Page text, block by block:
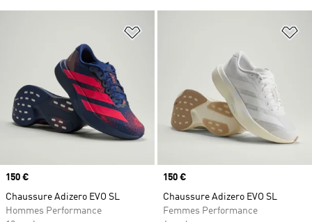
Ajouter à la Liste de produits
Prix
150 €
Chaussure Adizero EVO SL
Hommes Performance
Prix
150 €
Chaussure Adizero EVO SL
Femmes Performance